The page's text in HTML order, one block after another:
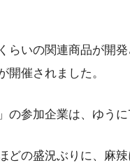
らいの関連商品が開
開催されました。
の参加企業は、ゆう
どの盛況ぶりに、麻